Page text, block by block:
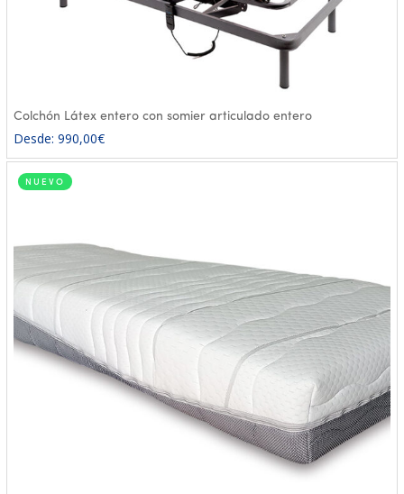
Colchón Látex entero con somier articulado entero
Desde: 990,00€
NUEVO